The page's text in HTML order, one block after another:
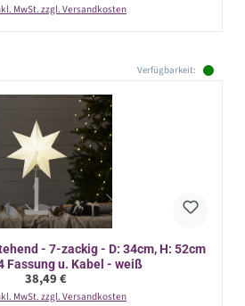
MwSt. zzgl. Versandkosten
Verfügbarkeit:
- 7-zackig - D: 34cm, H: 52cm
Fassung u. Kabel - weiß
Regulärer Preis:
38,49 €
MwSt. zzgl. Versandkosten